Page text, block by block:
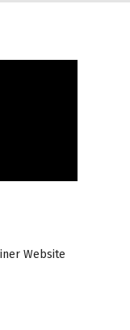
Website